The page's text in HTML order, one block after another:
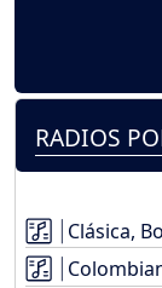
RADIOS
Clásica,